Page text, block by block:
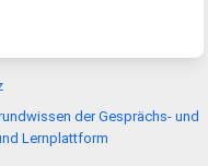
der Gesprächs- und
Lernplattform